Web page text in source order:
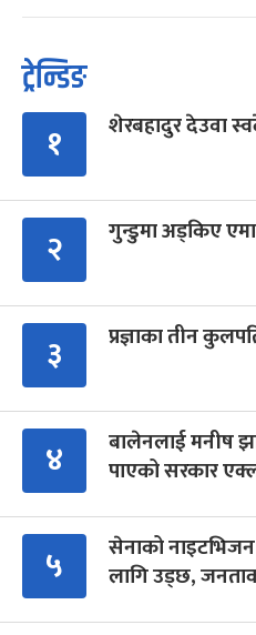
ट्रेन्डिङ
१ शेरबहादुर देउवा
२ गुन्डुमा अड्किए
३ प्रज्ञाका तीन
४
बालेनलाई मनीष
पाएको सरकार
५
सेनाको
लागि उड्छ,